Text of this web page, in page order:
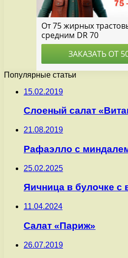
Популярные статьи
15.02.2019
Слоеный салат
21.08.2019
Рафаэлло с
25.02.2025
Яичница в булочке с
11.04.2024
Салат «Париж»
26.07.2019